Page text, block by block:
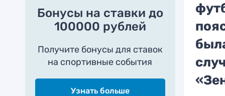
Бонусы на ставки до
100000 рублей
Получите бонусы для ставок
на спортивные события
Узнать больше